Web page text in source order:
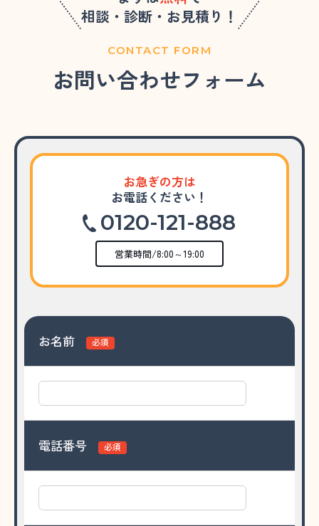
相談・診断・お見積り！
CONTACT FORM
お問い合わせフォーム
お急ぎの方は
お電話ください！
0120-121-888
営業時間/8:00～19:00
お名前 必須
電話番号 必須